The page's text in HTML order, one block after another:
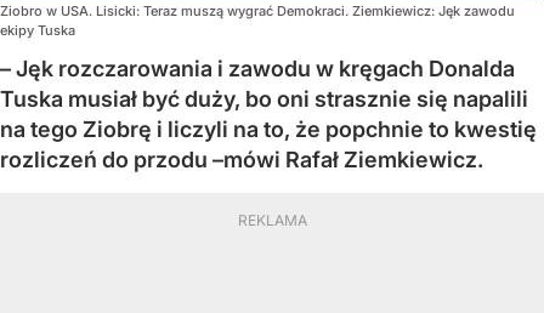
Ziobro w USA. Lisicki: Teraz muszą wygrać Demokraci. Ziemkiewicz: Jęk zawodu
ekipy Tuska
– Jęk rozczarowania i zawodu w kręgach Donalda
Tuska musiał być duży, bo oni strasznie się napalili
na tego Ziobrę i liczyli na to, że popchnie to kwestię
rozliczeń do przodu –mówi Rafał Ziemkiewicz.